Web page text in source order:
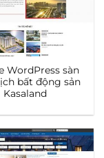
WordPress sàn
bất động sản
Kasaland